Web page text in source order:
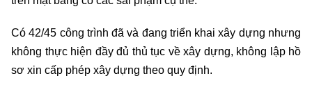
Có 42/45 công trình đã và đang triển khai xây dựng nhưng
không thực hiện đầy đủ thủ tục về xây dựng, không lập hồ
sơ xin cấp phép xây dựng theo quy định.